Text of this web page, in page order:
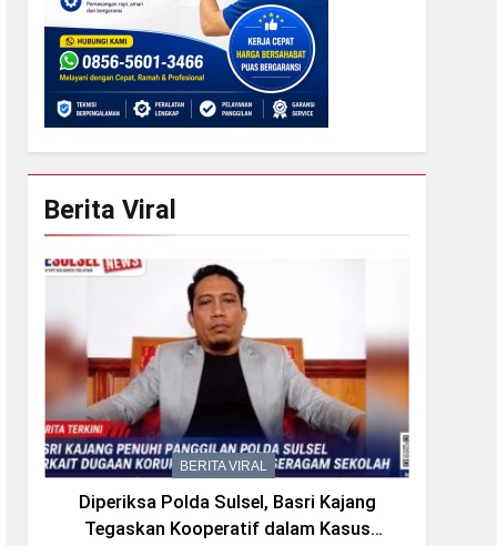
Berita Viral
BERITA VIRAL
Diperiksa Polda Sulsel, Basri Kajang
Tegaskan Kooperatif dalam Kasus